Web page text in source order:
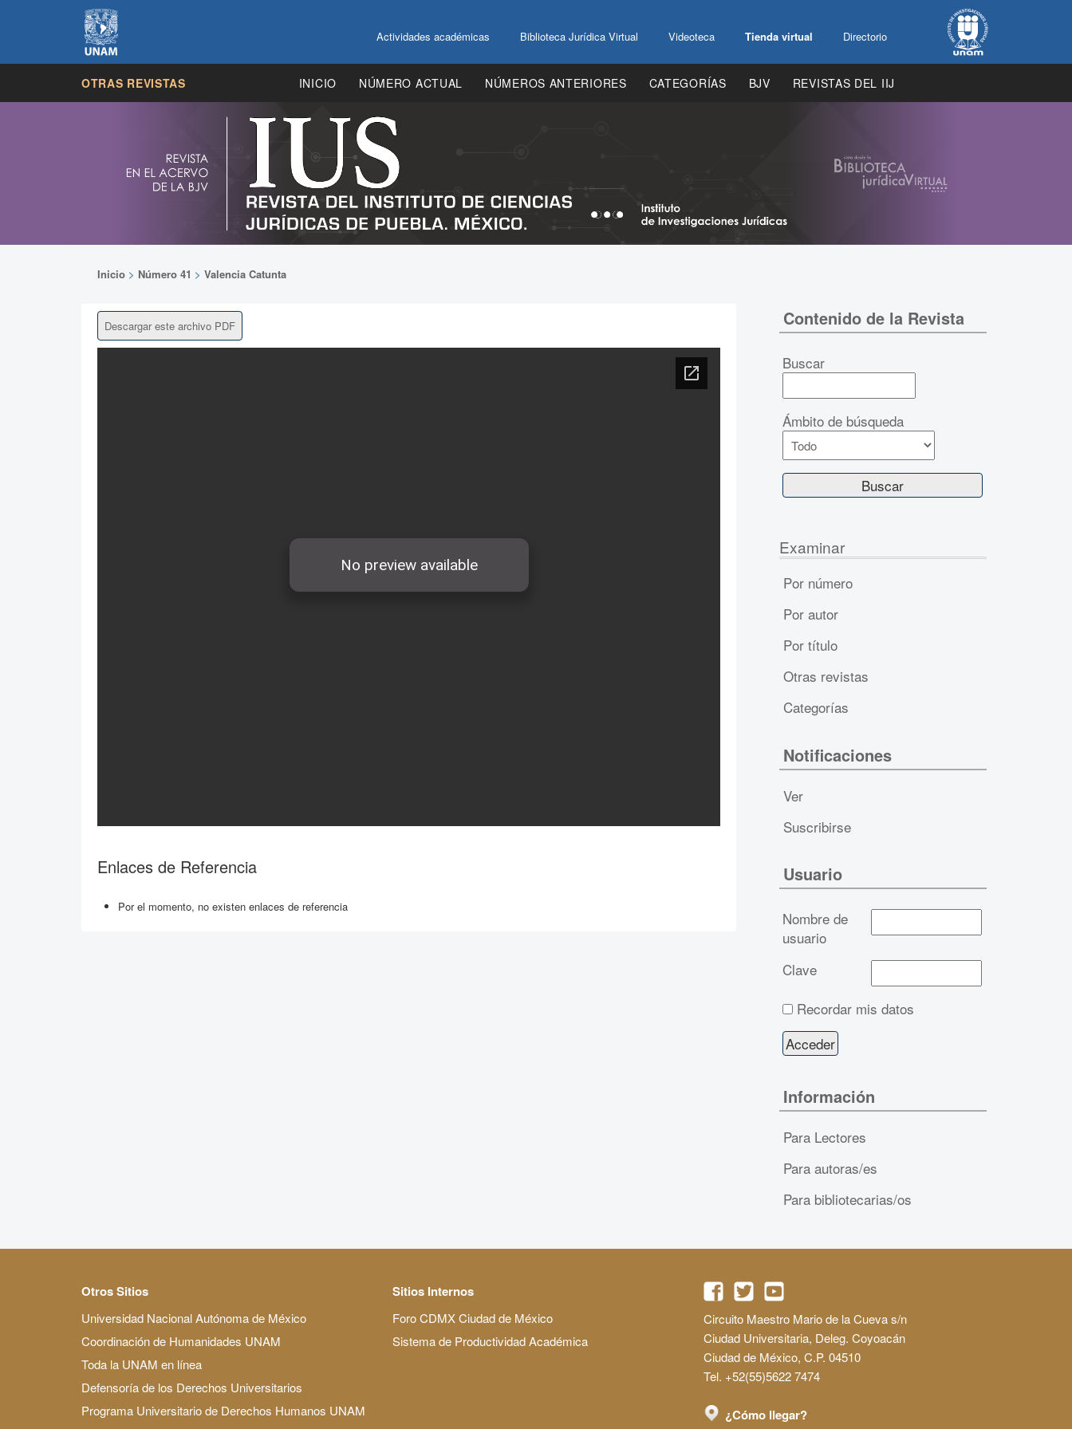
Actividades académicas Biblioteca Jurídica Virtual Videoteca Tienda virtual Directorio
OTRAS REVISTAS INICIO NÚMERO ACTUAL NÚMEROS ANTERIORES CATEGORÍAS BJV REVISTAS DEL IIJ
Inicio > Número 41 > Valencia Catunta
Descargar este archivo PDF
Enlaces de Referencia
Por el momento, no existen enlaces de referencia
Contenido de la Revista
Buscar
Ámbito de búsqueda
Examinar
Por número
Por autor
Por título
Otras revistas
Categorías
Notificaciones
Ver
Suscribirse
Usuario
Nombre de
usuario
Clave
Recordar mis datos
Información
Para Lectores
Para autoras/es
Para bibliotecarias/os
Otros Sitios
Universidad Nacional Autónoma de México
Coordinación de Humanidades UNAM
Toda la UNAM en línea
Defensoría de los Derechos Universitarios
Programa Universitario de Derechos Humanos UNAM
Sitios Internos
Foro CDMX Ciudad de México
Sistema de Productividad Académica
Circuito Maestro Mario de la Cueva s/n
Ciudad Universitaria, Deleg. Coyoacán
Ciudad de México, C.P. 04510
Tel. +52(55)5622 7474
¿Cómo llegar?